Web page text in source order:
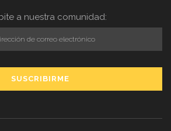
a nuestra comunidad: